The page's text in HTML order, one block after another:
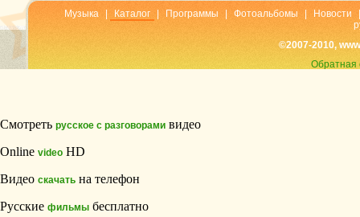
Музыка Каталог Программы Фотоальбомы Новости
©2007-2010,
Обратная
Смотреть русское с разговорами видео
Online video HD
Видео скачать на телефон
Русские фильмы бесплатно